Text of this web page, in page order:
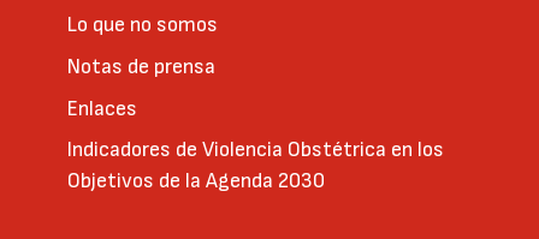
Lo que no somos
Notas de prensa
Enlaces
Indicadores de Violencia Obstétrica en los
Objetivos de la Agenda 2030